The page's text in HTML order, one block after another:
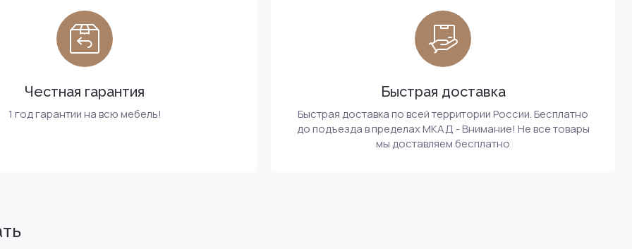
Честная гарантия
1 год гарантии на всю мебель!
Быстрая доставка
Быстрая доставка по всей территории России. Бесплатно
до подъезда в пределах МКАД - Внимание! Не все товары
мы доставляем бесплатно